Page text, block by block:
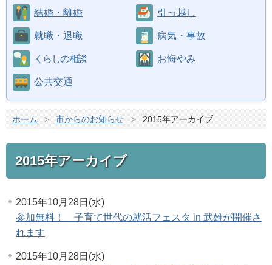
結婚・離婚 引っ越し
就職・退職 病気・事故
くらしの相談 お悔やみ
公共交通
ホーム > 市からのお知らせ > 2015年アーカイブ
2015年アーカイブ
2015年10月28日(水)
参加無料！ 子育て世代の就活フェスタ in 武雄が開催さ
れます
2015年10月28日(水)